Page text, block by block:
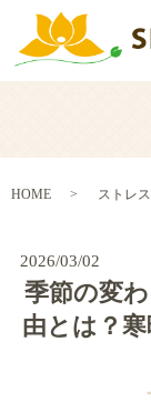
HOME ストレ
2026/03/02
季節の変
由とは？